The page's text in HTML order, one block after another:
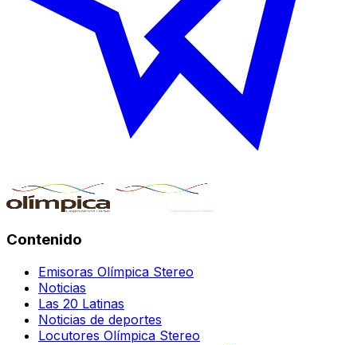
Contenido
Emisoras Olímpica Stereo
Noticias
Las 20 Latinas
Noticias de deportes
Locutores Olímpica Stereo